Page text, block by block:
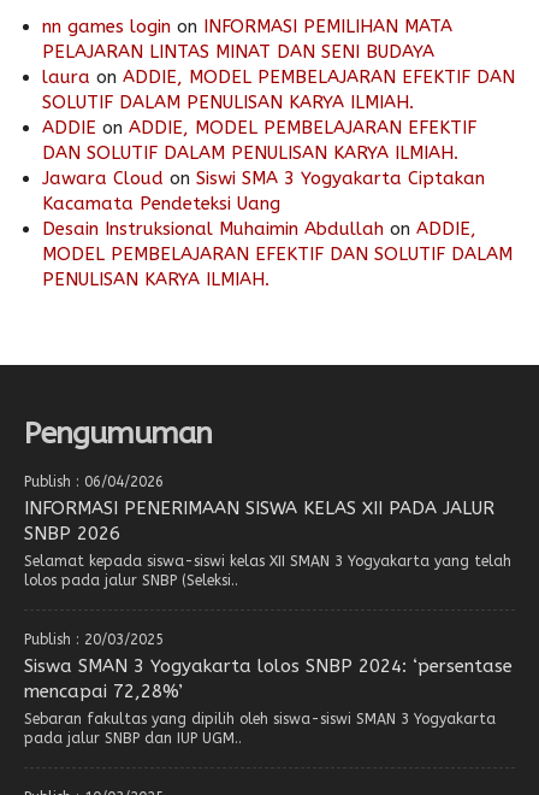
nn games login on INFORMASI PEMILIHAN MATA
PELAJARAN LINTAS MINAT DAN SENI BUDAYA
laura on ADDIE, MODEL PEMBELAJARAN EFEKTIF DAN
SOLUTIF DALAM PENULISAN KARYA ILMIAH.
ADDIE on ADDIE, MODEL PEMBELAJARAN EFEKTIF
DAN SOLUTIF DALAM PENULISAN KARYA ILMIAH.
Jawara Cloud on Siswi SMA 3 Yogyakarta Ciptakan
Kacamata Pendeteksi Uang
Desain Instruksional Muhaimin Abdullah on ADDIE,
MODEL PEMBELAJARAN EFEKTIF DAN SOLUTIF DALAM
PENULISAN KARYA ILMIAH.
Pengumuman
Publish : 06/04/2026
INFORMASI PENERIMAAN SISWA KELAS XII PADA JALUR
SNBP 2026
Selamat kepada siswa-siswi kelas XII SMAN 3 Yogyakarta yang telah
lolos pada jalur SNBP (Seleksi..
Publish : 20/03/2025
Siswa SMAN 3 Yogyakarta lolos SNBP 2024: ‘persentase
mencapai 72,28%’
Sebaran fakultas yang dipilih oleh siswa-siswi SMAN 3 Yogyakarta
pada jalur SNBP dan IUP UGM..